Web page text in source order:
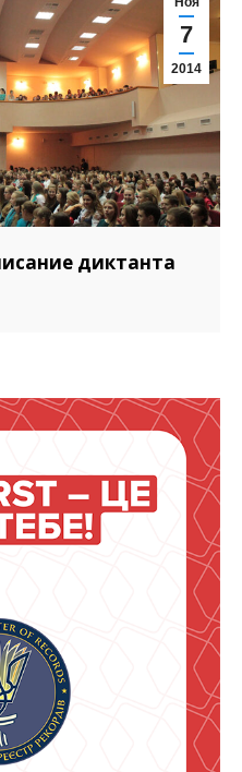
7
2014
диктанта